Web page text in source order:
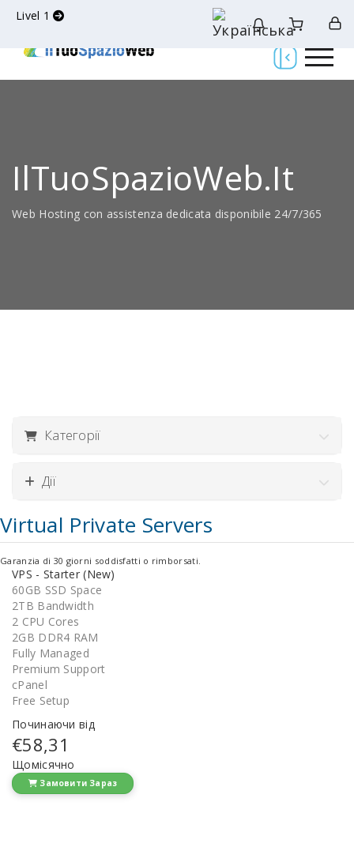
Livel 1
IlTuoSpazioWeb.it
Web Hosting con assistenza dedicata disponibile 24/7/365
Категорії
Дії
Virtual Private Servers
Garanzia di 30 giorni soddisfatti o rimborsati.
VPS - Starter (New)
60GB SSD Space
2TB Bandwidth
2 CPU Cores
2GB DDR4 RAM
Fully Managed
Premium Support
cPanel
Free Setup
Починаючи від
€58,31
Щомісячно
Замовити Зараз